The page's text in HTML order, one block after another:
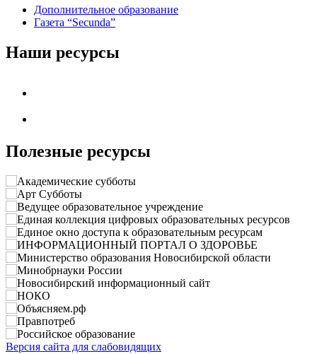
Дополнительное образование
Газета “Secunda”
Наши ресурсы
Полезные ресурсы
Версия сайта для слабовидящих